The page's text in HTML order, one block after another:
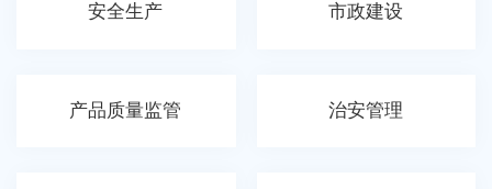
安全生产 市政建设
产品质量监管 治安管理